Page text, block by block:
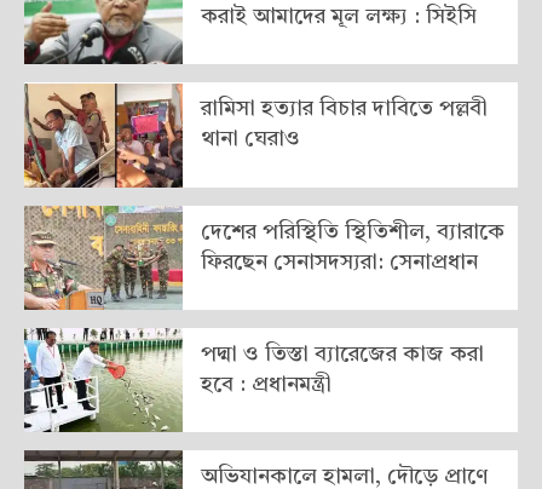
করাই আমাদের মূল লক্ষ্য : সিইসি
রামিসা হত্যার বিচার দাবিতে পল্লবী
থানা ঘেরাও
দেশের পরিস্থিতি স্থিতিশীল, ব্যারাকে
ফিরছেন সেনাসদস্যরা: সেনাপ্রধান
পদ্মা ও তিস্তা ব্যারেজের কাজ করা
হবে : প্রধানমন্ত্রী
অভিযানকালে হামলা, দৌড়ে প্রাণে